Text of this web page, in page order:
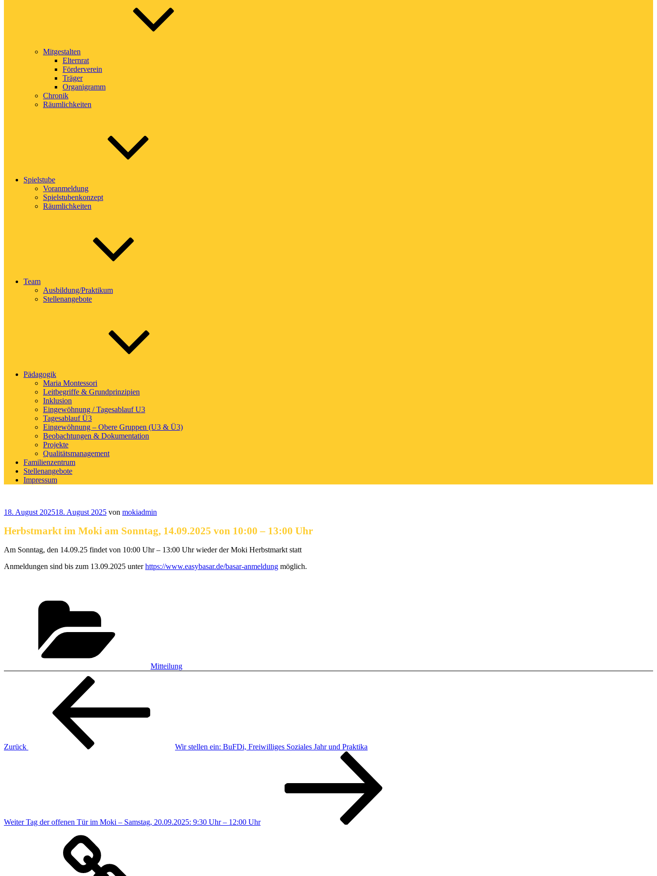
Mitgestalten
Elternrat
Förderverein
Träger
Organigramm
Chronik
Räumlichkeiten
Spielstube
Voranmeldung
Spielstubenkonzept
Räumlichkeiten
Team
Ausbildung/Praktikum
Stellenangebote
Pädagogik
Maria Montessori
Leitbegriffe & Grundprinzipien
Inklusion
Eingewöhnung / Tagesablauf U3
Tagesablauf Ü3
Eingewöhnung – Obere Gruppen (U3 & Ü3)
Beobachtungen & Dokumentation
Projekte
Qualitätsmanagement
Familienzentrum
Stellenangebote
Impressum
Veröffentlicht
18. August 202518. August 2025 von mokiadmin
Herbstmarkt im Moki am Sonntag, 14.09.2025 von 10:00 – 13:00 Uhr
Am Sonntag, den 14.09.25 findet von 10:00 Uhr – 13:00 Uhr wieder der Moki Herbstmarkt statt
Anmeldungen sind bis zum 13.09.2025 unterhttps://www.easybasar.de/basar-anmeldung möglich.
Mitteilung
Beitragsnavigation
Zurück
Wir stellen ein: BuFDi, Freiwilliges Soziales Jahr und Praktika
Weiter Tag der offenen Tür im Moki – Samstag, 20.09.2025: 9:30 Uhr – 12:00 Uhr